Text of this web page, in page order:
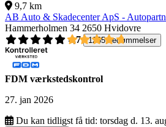
9,7 km
AB Auto & Skadecenter ApS -
Hammerholmen 34 2650 Hvidovre
4,7
1265 bedømmelser
FDM værkstedskontrol
27. jan 2026
Du kan tidligst få tid: torsdag d. 13.